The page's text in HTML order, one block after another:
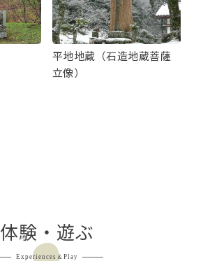
平地地蔵（石造地蔵菩薩
立像）
体験・遊ぶ
Experiences＆Play